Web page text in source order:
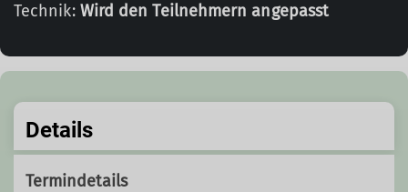
Technik: Wird den Teilnehmern angepasst
Details
Termindetails